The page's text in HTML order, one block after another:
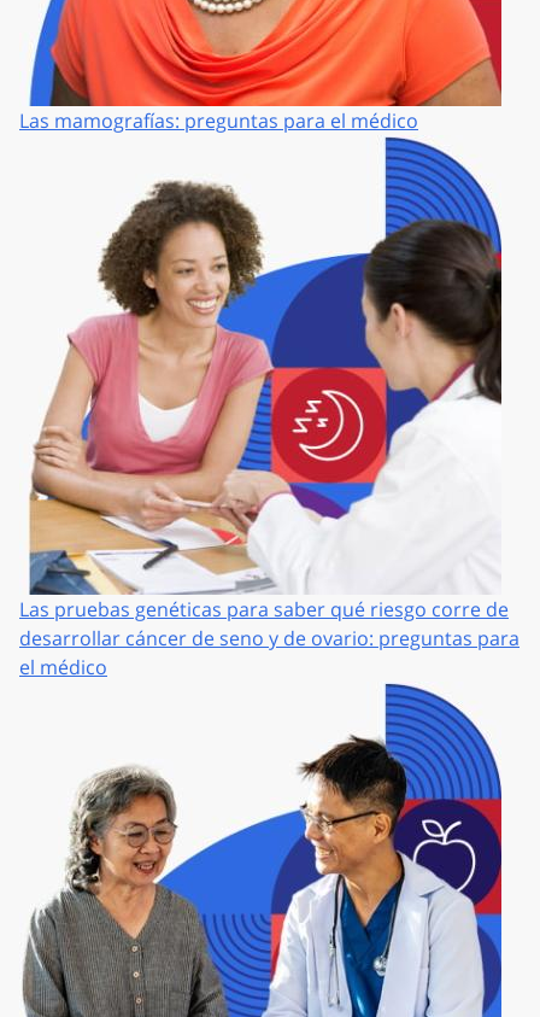
Las mamografías: preguntas para el médico
Las pruebas genéticas para saber qué riesgo corre de
desarrollar cáncer de seno y de ovario: preguntas para
el médico